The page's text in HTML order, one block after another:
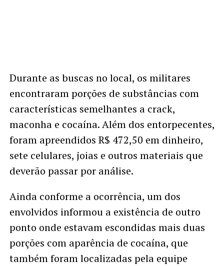
Durante as buscas no local, os militares
encontraram porções de substâncias com
características semelhantes a crack,
maconha e cocaína. Além dos entorpecentes,
foram apreendidos R$ 472,50 em dinheiro,
sete celulares, joias e outros materiais que
deverão passar por análise.
Ainda conforme a ocorrência, um dos
envolvidos informou a existência de outro
ponto onde estavam escondidas mais duas
porções com aparência de cocaína, que
também foram localizadas pela equipe